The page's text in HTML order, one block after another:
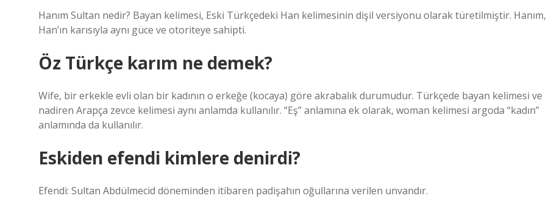
Hanım Sultan nedir? Bayan kelimesi, Eski Türkçedeki Han kelimesinin dişil versiyonu olarak türetilmiştir. Hanım,
Han’ın karısıyla aynı güce ve otoriteye sahipti.
Öz Türkçe karım ne demek?
Wife, bir erkekle evli olan bir kadının o erkeğe (kocaya) göre akrabalık durumudur. Türkçede bayan kelimesi ve
nadiren Arapça zevce kelimesi aynı anlamda kullanılır. “Eş” anlamına ek olarak, woman kelimesi argoda “kadın”
anlamında da kullanılır.
Eskiden efendi kimlere denirdi?
Efendi: Sultan Abdülmecid döneminden itibaren padişahın oğullarına verilen unvandır.